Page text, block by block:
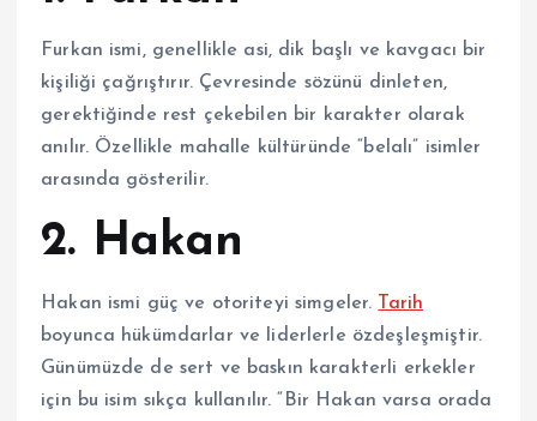
Furkan ismi, genellikle asi, dik başlı ve kavgacı bir
kişiliği çağrıştırır. Çevresinde sözünü dinleten,
gerektiğinde rest çekebilen bir karakter olarak
anılır. Özellikle mahalle kültüründe “belalı” isimler
arasında gösterilir.
2. Hakan
Hakan ismi güç ve otoriteyi simgeler. Tarih
boyunca hükümdarlar ve liderlerle özdeşleşmiştir.
Günümüzde de sert ve baskın karakterli erkekler
için bu isim sıkça kullanılır. “Bir Hakan varsa orada